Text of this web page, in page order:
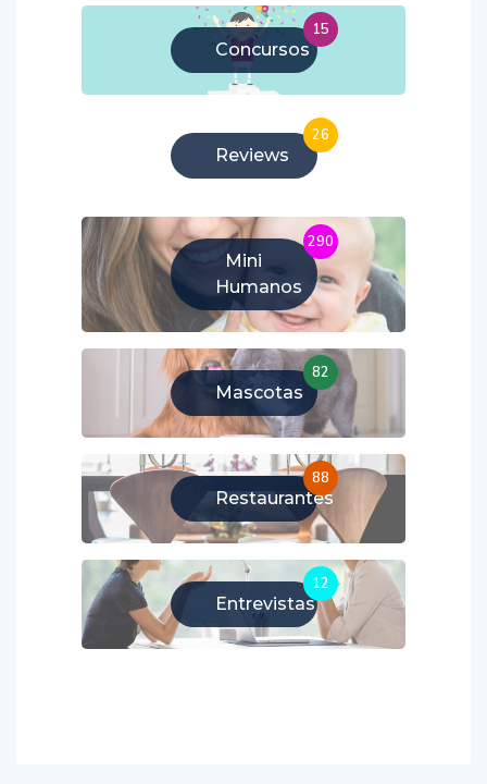
Concursos
15
Reviews
26
Mini
Humanos
290
Mascotas
82
Restaurantes
88
Entrevistas
12